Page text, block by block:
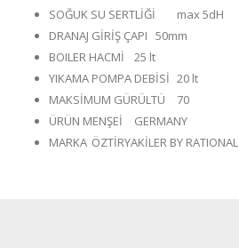
SOĞUK SU SERTLİĞİ
max 5dH
DRANAJ GİRİŞ ÇAPI 50mm
BOILER HACMİ
25 lt
YIKAMA POMPA DEBİSİ 20 lt
MAKSİMUM GÜRÜLTÜ
70
ÜRÜN MENŞEİ
GERMANY
MARKA ÖZTİRYAKİLER BY RATIONAL